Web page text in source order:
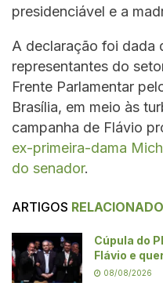
presidenciável e a
A declaração foi dada
representantes do
Frente Parlamentar
Brasília, em meio às
campanha de Flávio
ex-primeira-dama
do senador.
ARTIGOS
Cúpula do
Flávio e
08/08/2026